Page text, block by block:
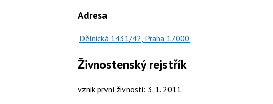
Adresa
Dělnická 1431/42, Praha 17000
Živnostenský rejstřík
vznik první živnosti: 3. 1. 2011